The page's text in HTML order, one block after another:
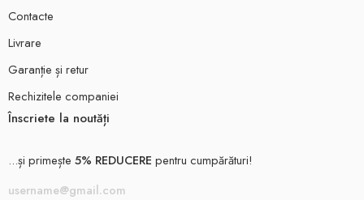
Contacte
Livrare
Garanție și retur
Rechizitele companiei
Înscriete la noutăți
...și primește 5% REDUCERE pentru cumpărături!